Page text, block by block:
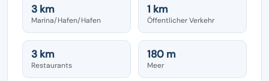
3 km
Marina/Hafen/Hafen
1 km
Öffentlicher Verkehr
3 km
Restaurants
180 m
Meer